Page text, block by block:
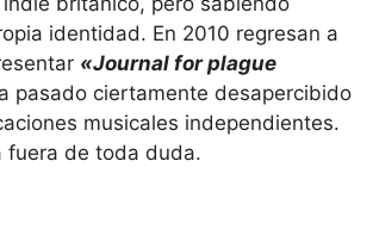
identidad. En 2010 regresan a
«Journal for plague
pasado ciertamente desapercibido
musicales independientes.
fuera de toda duda.